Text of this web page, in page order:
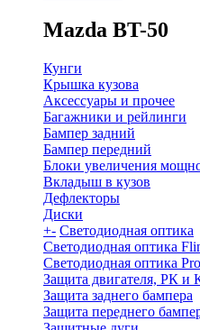
Mazda BT-50
Кунги
Крышка кузова
Аксессуары и прочее
Багажники и рейлинги
Бампер задний
Бампер передний
Блоки увеличения
Вкладыш в кузов
Дефлекторы
Диски
+- Светодиодная оптика
Светодиодная оптика
Светодиодная оптика
Защита двигателя, РК
Защита заднего бампера
Защита переднего